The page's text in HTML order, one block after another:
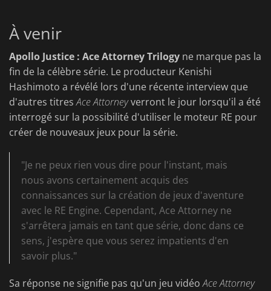
À venir
Apollo Justice : Ace Attorney Trilogy ne marque pas la
fin de la célèbre série. Le producteur Kenishi
Hashimoto a révélé lors d'une récente interview que
d'autres titresAce Attorneyverront le jour lorsqu'il a été
interrogé sur la possibilité d'utiliser le moteur RE pour
créer de nouveaux jeux pour la série.
"Je ne peux rien vous dire pour l'instant, mais
nous avons certainement acquis des
connaissances sur la création de jeux d'aventure
avec le RE Engine. Cependant, Ace Attorney ne
s'arrêtera jamais en tant que série, donc dans ce
sens, j'espère que vous serez impatients d'en
savoir plus."
Sa réponse ne signifie pas qu'un jeu vidéoAce Attorney